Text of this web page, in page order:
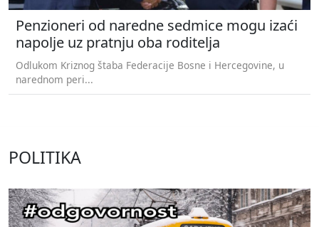
Penzioneri od naredne sedmice mogu izaći
napolje uz pratnju oba roditelja
Odlukom Kriznog štaba Federacije Bosne i Hercegovine, u
narednom peri...
POLITIKA